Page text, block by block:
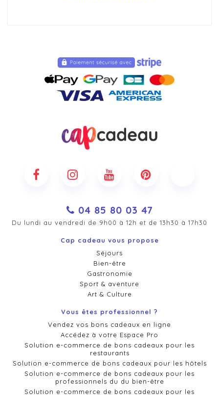
04 85 80 03 47
Du lundi au vendredi de 9h00 à 12h et de 13h30 à 17h30
Cap cadeau vous propose
Séjours
Bien-être
Gastronomie
Sport & aventure
Art & Culture
Vous êtes professionnel ?
Vendez vos bons cadeaux en ligne
Accédez à votre Espace Pro
Solution e-commerce de bons cadeaux pour les
restaurants
Solution e-commerce de bons cadeaux pour les hôtels
Solution e-commerce de bons cadeaux pour les
professionnels du du bien-être
Solution e-commerce de bons cadeaux pour les